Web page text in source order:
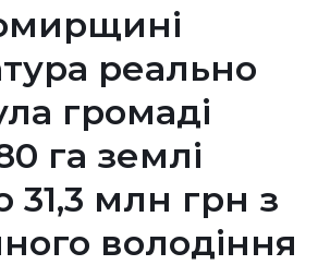
реально
громаді
га землі
31,3 млн грн з
володіння